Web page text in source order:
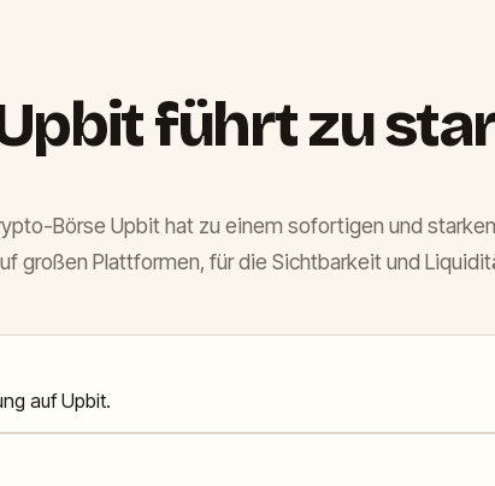
führt zu
Börse Upbit hat zu einem sofortigen und
großen Plattformen, für die Sichtbarkeit und
auf Upbit.